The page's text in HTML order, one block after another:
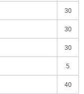
30
30
30
5
40